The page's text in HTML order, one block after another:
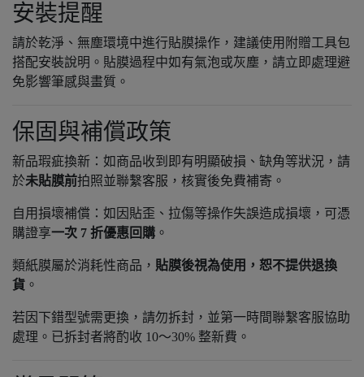
安裝提醒
請於乾淨、無塵環境中進行貼膜操作，建議使用附贈工具包
搭配安裝說明。貼膜過程中如有氣泡或灰塵，請立即處理避
免影響筆感與畫質。
保固與補償政策
新品瑕疵換新：如商品收到即有明顯破損、缺角等狀況，請
於未貼膜前拍照並聯繫客服，核實後免費補寄。
自用損壞補償：如因貼歪、拉傷等操作失誤造成損壞，可憑
購證享一次 7 折優惠回購 。
類紙膜屬於消耗性商品， 貼膜後視為使用，恕不提供退換
貨 。
若因下錯型號需更換，請勿拆封，並第一時間聯繫客服協助
處理。已拆封者將酌收 10～30% 整新費。